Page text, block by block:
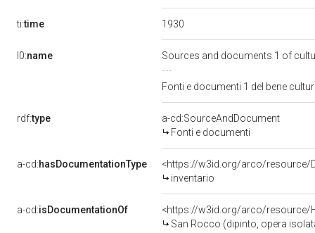
ti:time 1930
l0:name Sources and documents 1 of
Fonti e documenti 1 del bene
rdf:type
a-cd:SourceAndDocument
Fonti e documenti
a-cd:hasDocumentationType
<https://w3id.org/arco/resource/
inventario
a-cd:isDocumentationOf
<https://w3id.org/arco/resource/
San Rocco (dipinto, opera